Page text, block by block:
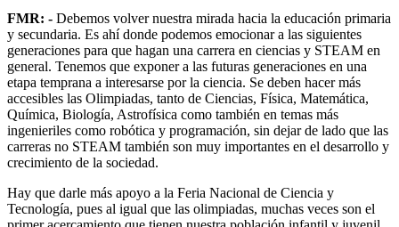
FMR: - Debemos volver nuestra mirada hacia la educación primaria
y secundaria. Es ahí donde podemos emocionar a las siguientes
generaciones para que hagan una carrera en ciencias y STEAM en
general. Tenemos que exponer a las futuras generaciones en una
etapa temprana a interesarse por la ciencia. Se deben hacer más
accesibles las Olimpiadas, tanto de Ciencias, Física, Matemática,
Química, Biología, Astrofísica como también en temas más
ingenieriles como robótica y programación, sin dejar de lado que las
carreras no STEAM también son muy importantes en el desarrollo y
crecimiento de la sociedad.
Hay que darle más apoyo a la Feria Nacional de Ciencia y
Tecnología, pues al igual que las olimpiadas, muchas veces son el